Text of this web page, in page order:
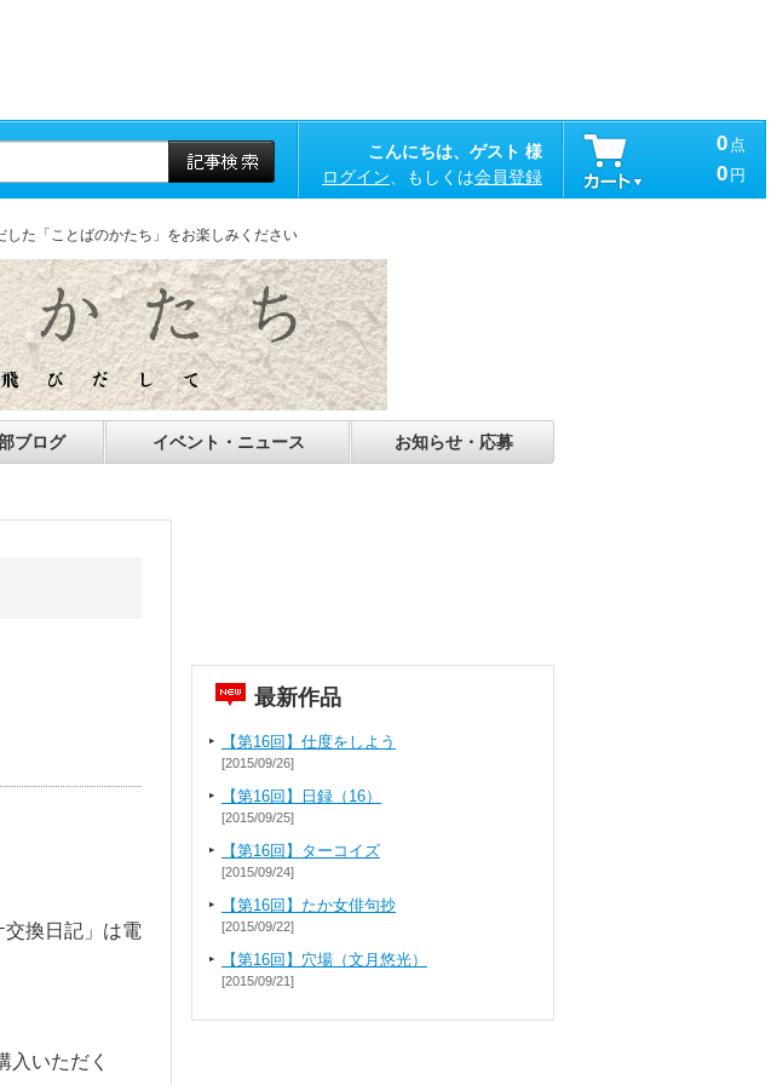
こんにちは、ゲスト 様
ログイン 、もしくは会員登録
0 点
0 円
た「ことばのかたち」をお楽しみください
ブログ イベント・ニュース お知らせ・応募
換日記」は電
入いただく
最新作品
【第16回】仕度をしよう
[2015/09/26]
【第16回】日録（16）
[2015/09/25]
【第16回】ターコイズ
[2015/09/24]
【第16回】たか女俳句抄
[2015/09/22]
【第16回】穴場（文月悠光）
[2015/09/21]